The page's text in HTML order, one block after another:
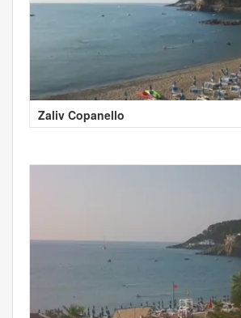
Zaliv Copanello